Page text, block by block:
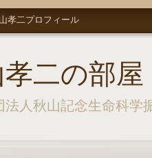
二の部屋
法人秋山記念生命科学
孝二プロフィール